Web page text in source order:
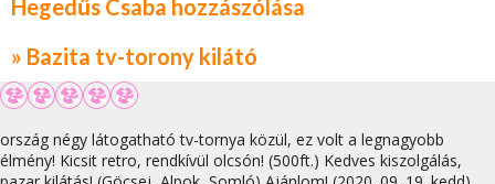
Hegedűs Csaba hozzászólása
» Bazita tv-torony kilátó
ország négy látogatható tv-tornya közül, ez volt a legnagyobb
élmény! Kicsit retro, rendkívül olcsón! (500ft.) Kedves kiszolgálás,